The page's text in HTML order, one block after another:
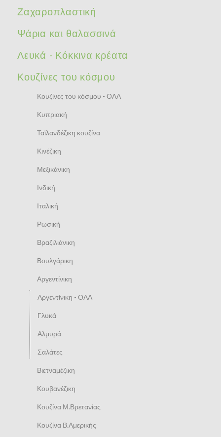
Ζαχαροπλαστική
Ψάρια και θαλασσινά
Λευκά - Κόκκινα κρέατα
Κουζίνες του κόσμου
Κουζίνες του κόσμου - ΟΛΑ
Κυπριακή
Ταϊλανδέζικη κουζίνα
Κινέζικη
Μεξικάνικη
Ινδική
Ιταλική
Ρωσική
Βραζιλιάνικη
Βουλγάρικη
Αργεντίνικη
Αργεντίνικη - ΟΛΑ
Γλυκά
Αλμυρά
Σαλάτες
Βιετναμέζικη
Κουβανέζικη
Κουζίνα Μ.Βρετανίας
Κουζίνα Β.Αμερικής